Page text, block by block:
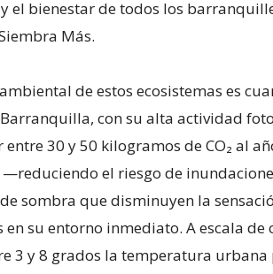
el bienestar de todos los
Más.
de estos ecosistemas es
con su alta actividad
30 y 50 kilogramos de CO₂ al
el riesgo de
sombra que disminuyen la
en su entorno inmediato. A escala
3 y 8 grados la temperatura urbana